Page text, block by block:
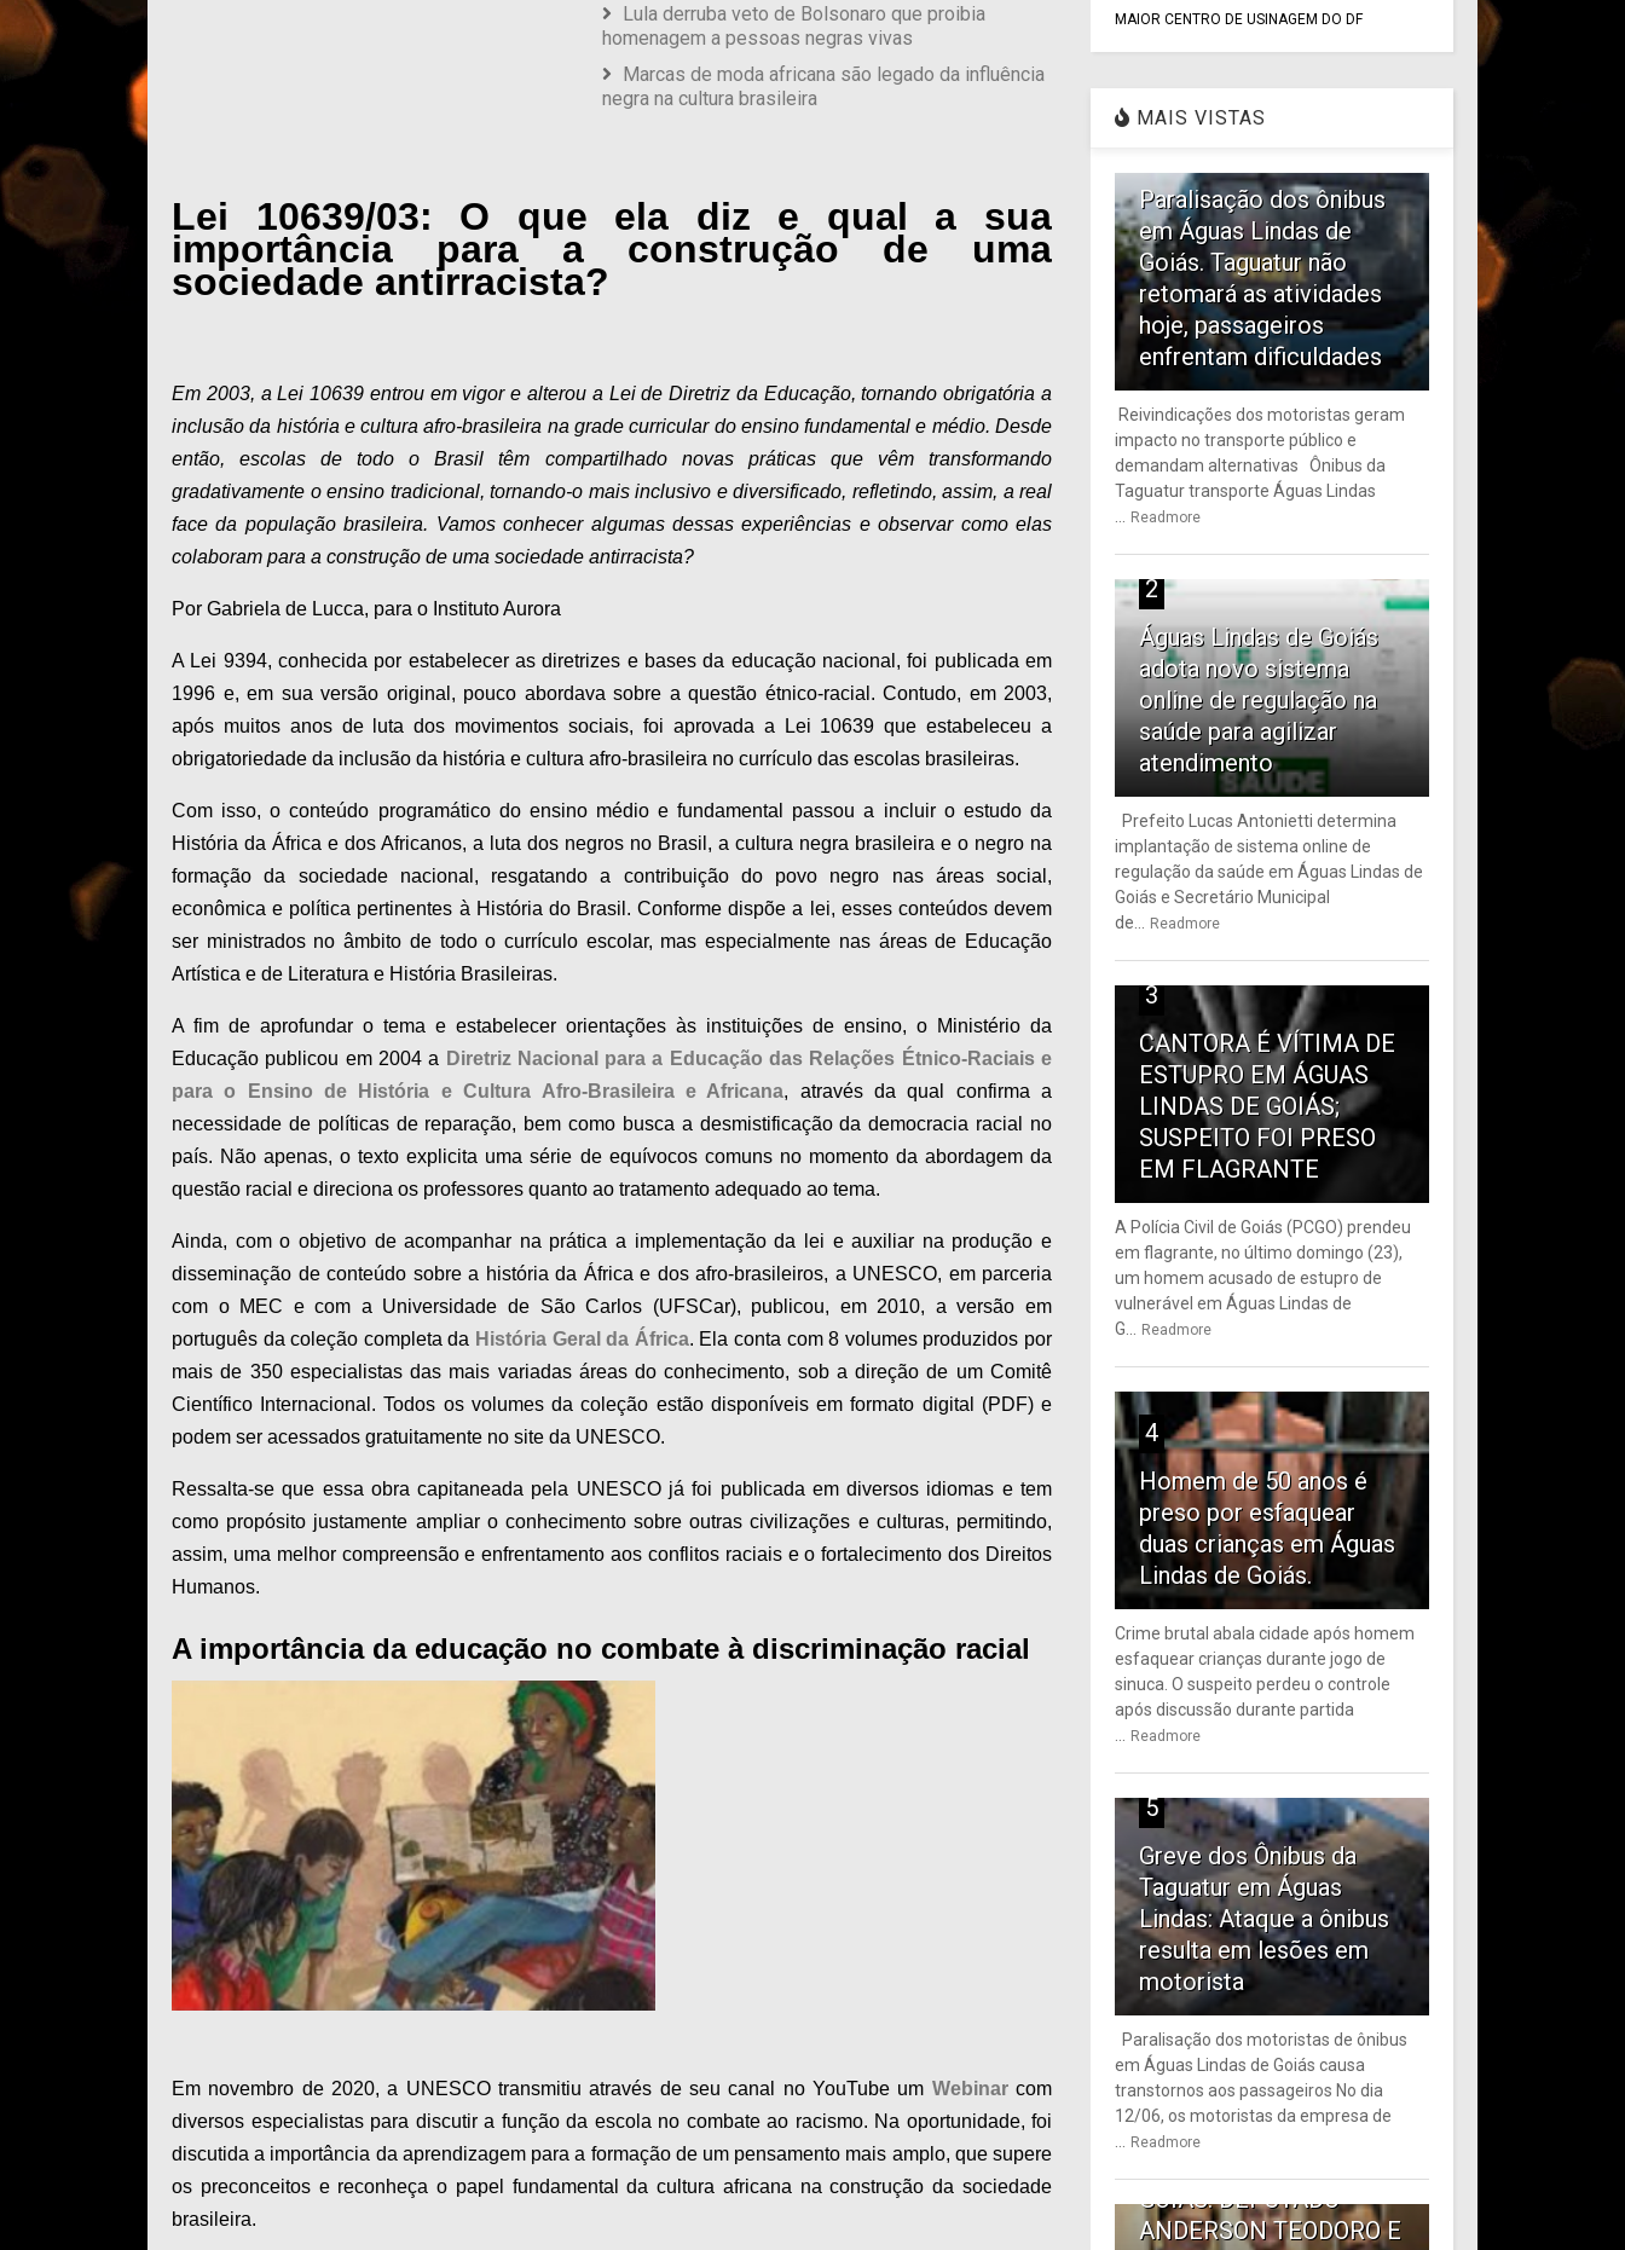
Lula derruba veto de Bolsonaro que proibia
homenagem a pessoas negras vivas
Marcas de moda africana são legado da influência
negra na cultura brasileira
Lei 10639/03: O que ela diz e qual a sua
importância para a construção de uma
sociedade antirracista?
Em 2003, a Lei 10639 entrou em vigor e alterou a Lei de Diretriz da Educação, tornando obrigatória a
inclusão da história e cultura afro-brasileira na grade curricular do ensino fundamental e médio. Desde
então, escolas de todo o Brasil têm compartilhado novas práticas que vêm transformando
gradativamente o ensino tradicional, tornando-o mais inclusivo e diversificado, refletindo, assim, a real
face da população brasileira. Vamos conhecer algumas dessas experiências e observar como elas
colaboram para a construção de uma sociedade antirracista?
Por Gabriela de Lucca, para o Instituto Aurora
A Lei 9394, conhecida por estabelecer as diretrizes e bases da educação nacional, foi publicada em
1996 e, em sua versão original, pouco abordava sobre a questão étnico-racial. Contudo, em 2003,
após muitos anos de luta dos movimentos sociais, foi aprovada a Lei 10639 que estabeleceu a
obrigatoriedade da inclusão da história e cultura afro-brasileira no currículo das escolas brasileiras.
Com isso, o conteúdo programático do ensino médio e fundamental passou a incluir o estudo da
História da África e dos Africanos, a luta dos negros no Brasil, a cultura negra brasileira e o negro na
formação da sociedade nacional, resgatando a contribuição do povo negro nas áreas social,
econômica e política pertinentes à História do Brasil. Conforme dispõe a lei, esses conteúdos devem
ser ministrados no âmbito de todo o currículo escolar, mas especialmente nas áreas de Educação
Artística e de Literatura e História Brasileiras.
A fim de aprofundar o tema e estabelecer orientações às instituições de ensino, o Ministério da
Educação publicou em 2004 a Diretriz Nacional para a Educação das Relações Étnico-Raciais e
para o Ensino de História e Cultura Afro-Brasileira e Africana, através da qual confirma a
necessidade de políticas de reparação, bem como busca a desmistificação da democracia racial no
país. Não apenas, o texto explicita uma série de equívocos comuns no momento da abordagem da
questão racial e direciona os professores quanto ao tratamento adequado ao tema.
Ainda, com o objetivo de acompanhar na prática a implementação da lei e auxiliar na produção e
disseminação de conteúdo sobre a história da África e dos afro-brasileiros, a UNESCO, em parceria
com o MEC e com a Universidade de São Carlos (UFSCar), publicou, em 2010, a versão em
português da coleção completa da História Geral da África. Ela conta com 8 volumes produzidos por
mais de 350 especialistas das mais variadas áreas do conhecimento, sob a direção de um Comitê
Científico Internacional. Todos os volumes da coleção estão disponíveis em formato digital (PDF) e
podem ser acessados gratuitamente no site da UNESCO.
Ressalta-se que essa obra capitaneada pela UNESCO já foi publicada em diversos idiomas e tem
como propósito justamente ampliar o conhecimento sobre outras civilizações e culturas, permitindo,
assim, uma melhor compreensão e enfrentamento aos conflitos raciais e o fortalecimento dos Direitos
Humanos.
A importância da educação no combate à discriminação racial
Em novembro de 2020, a UNESCO transmitiu através de seu canal no YouTube um Webinarcom
diversos especialistas para discutir a função da escola no combate ao racismo. Na oportunidade, foi
discutida a importância da aprendizagem para a formação de um pensamento mais amplo, que supere
os preconceitos e reconheça o papel fundamental da cultura africana na construção da sociedade
brasileira.
MAIOR CENTRO DE USINAGEM DO DF
MAIS VISTAS
Paralisação dos ônibus
em Águas Lindas de
Goiás. Taguatur não
retomará as atividades
hoje, passageiros
enfrentam dificuldades
Reivindicações dos motoristas geram
impacto no transporte público e
demandam alternativas Ônibus da
Taguatur transporte Águas Lindas
Readmore
2
Águas Lindas de Goiás
adota novo sistema
online de regulação na
saúde para agilizar
atendimento
Prefeito Lucas Antonietti determina
implantação de sistema online de
regulação da saúde em Águas Lindas de
Goiás e Secretário Municipal
de...
Readmore
3
CANTORA É VÍTIMA DE
ESTUPRO EM ÁGUAS
LINDAS DE GOIÁS;
SUSPEITO FOI PRESO
EM FLAGRANTE
A Polícia Civil de Goiás (PCGO) prendeu
em flagrante, no último domingo (23),
um homem acusado de estupro de
vulnerável em Águas Lindas de
G...
Readmore
4
Homem de 50 anos é
preso por esfaquear
duas crianças em Águas
Lindas de Goiás.
Crime brutal abala cidade após homem
esfaquear crianças durante jogo de
sinuca. O suspeito perdeu o controle
após discussão durante partida
Readmore
5
Greve dos Ônibus da
Taguatur em Águas
Lindas: Ataque a ônibus
resulta em lesões em
motorista
Paralisação dos motoristas de ônibus
em Águas Lindas de Goiás causa
transtornos aos passageiros No dia
12/06, os motoristas da empresa de
Readmore
6
TRANSPORTE PÚBLICO
GOIÁS: DEPUTADO
ANDERSON TEODORO E